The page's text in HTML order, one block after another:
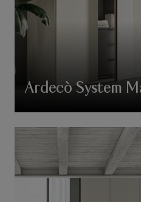
Ardecò System